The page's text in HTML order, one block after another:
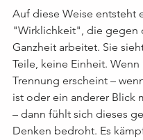
Auf diese Weise entsteht
"Wirklichkeit", die gegen
Ganzheit arbeitet. Sie
Teile, keine Einheit. Wenn
Trennung erscheint –
ist oder ein anderer Blick
– dann fühlt sich dieses
Denken bedroht. Es